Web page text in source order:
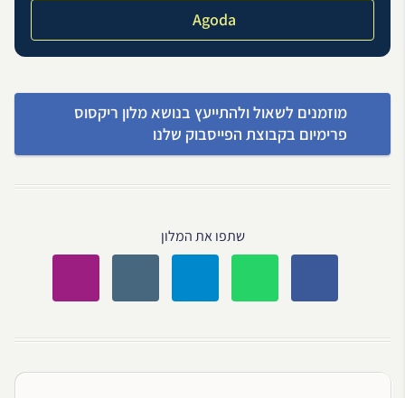
Agoda
מוזמנים לשאול ולהתייעץ בנושא מלון ריקסוס
פרימיום בקבוצת הפייסבוק שלנו
שתפו את המלון